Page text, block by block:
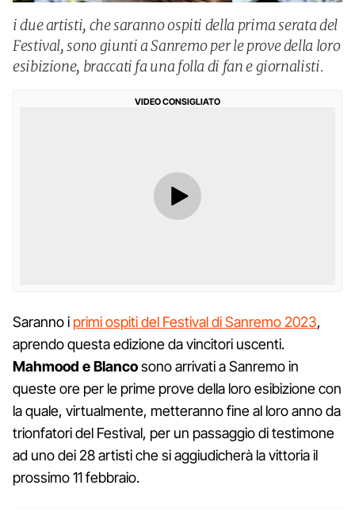
i due artisti, che saranno ospiti della prima serata del
Festival, sono giunti a Sanremo per le prove della loro
esibizione, braccati fa una folla di fan e giornalisti.
VIDEO CONSIGLIATO
Saranno i primi ospiti del Festival di Sanremo 2023,
aprendo questa edizione da vincitori uscenti.
Mahmood e Blancosono arrivati a Sanremo in
queste ore per le prime prove della loro esibizione con
la quale, virtualmente, metteranno fine al loro anno da
trionfatori del Festival, per un passaggio di testimone
ad uno dei 28 artisti che si aggiudicherà la vittoria il
prossimo 11 febbraio.